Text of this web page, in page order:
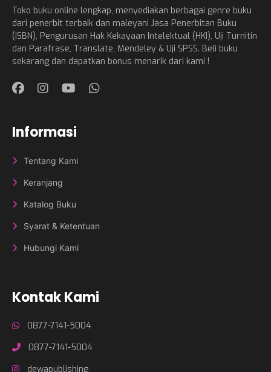
Toko buku online lengkap, menyediakan berbagai genre buku
dari penerbit terbaik dan maleyani Jasa Penerbitan Buku
(ISBN), Pengurusan Hak Kekayaan Intelektual (HKI), Uji Turnitin
dan Parafrase, Translate, Mendeley & Uji SPSS. Beli buku
sekarang dan dapatkan bonus menarik dari kami !
Informasi
Tentang Kami
Keranjang
Katalog Buku
Syarat & Ketentuan
Hubungi Kami
Kontak Kami
0877-7141-5004
0877-7141-5004
dewapublishing